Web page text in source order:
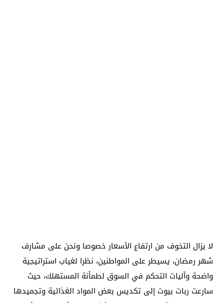
لا يزال التخوف من ارتفاع الأسعار خصوصا ونحن على مشارف
شهر رمضان، يسيطر على المواطنين، نظرا لغياب استراتيجية
واضحة وآليات التحكم في السوق لطمأنة المستهلك، حيث
سارعت ربات بيوت إلى تكديس بعض المواد الغذائية وتجميدها